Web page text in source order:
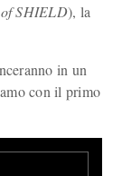
SHIELD), la
in un
con il primo